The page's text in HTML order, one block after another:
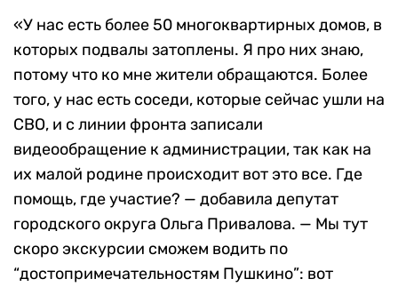
«У нас есть более 50 многоквартирных домов, в
которых подвалы затоплены. Я про них знаю,
потому что ко мне жители обращаются. Более
того, у нас есть соседи, которые сейчас ушли на
СВО, и с линии фронта записали
видеообращение к администрации, так как на
их малой родине происходит вот это все. Где
помощь, где участие? — добавила депутат
городского округа Ольга Привалова. — Мы тут
скоро экскурсии сможем водить по
“достопримечательностям Пушкино”: вот